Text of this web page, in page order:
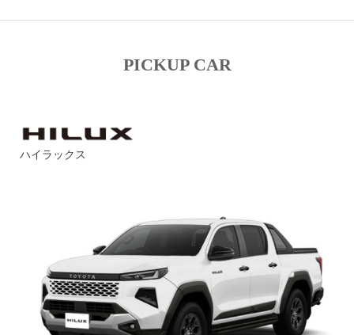
PICKUP CAR
ハイラックス